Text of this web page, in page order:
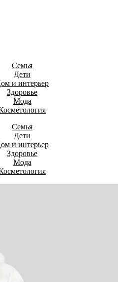
Семья
Дети
и интерьер
Здоровье
Мода
Семья
Дети
и интерьер
Здоровье
Мода